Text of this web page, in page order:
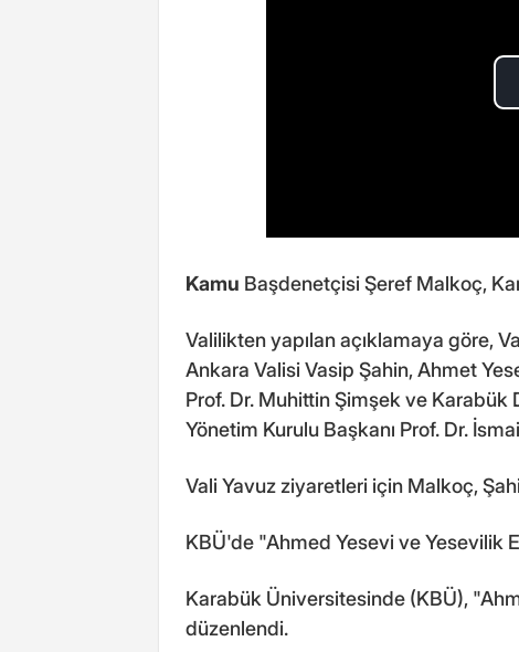
Kamu Başdenetçisi Şeref Malkoç,
Valilikten yapılan açıklamaya göre,
Ankara Valisi Vasip Şahin, Ahmet
Prof. Dr. Muhittin Şimşek ve Karabük
Yönetim Kurulu Başkanı Prof. Dr.
Vali Yavuz ziyaretleri için Malkoç,
KBÜ'de "Ahmed Yesevi ve Yesevilik
Karabük Üniversitesinde (KBÜ),
düzenlendi.